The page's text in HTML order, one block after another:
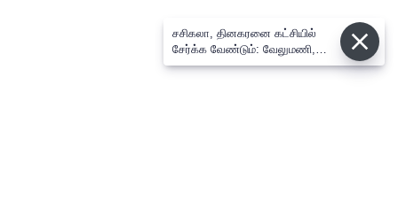
சசிகலா, தினகரனை கட்சியில்
சேர்க்க வேண்டும்: வேலுமணி,
விஸ்வநாதன் மீண்டும் போர்க்கொடி